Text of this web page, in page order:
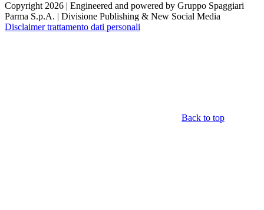
Copyright 2026 | Engineered and powered by Gruppo Spaggiari
Parma S.p.A. | Divisione Publishing & New Social Media
Disclaimer trattamento dati personali
Back to top